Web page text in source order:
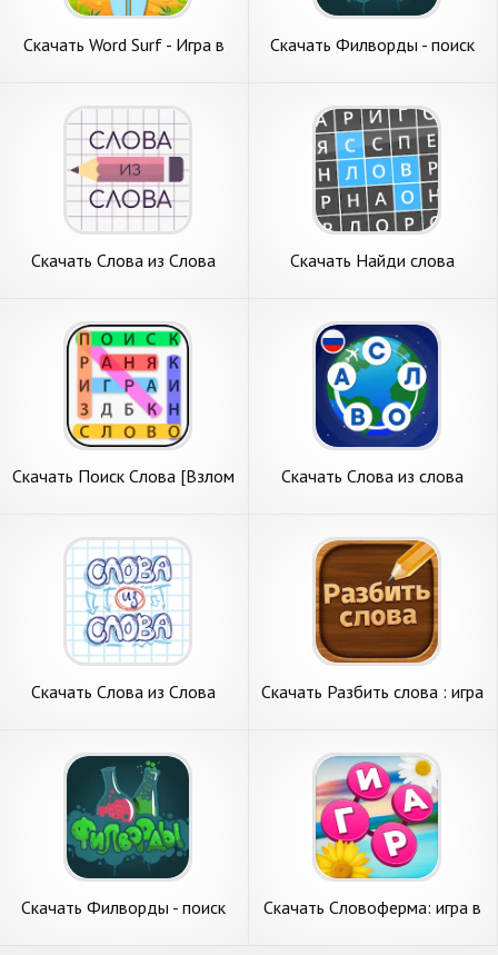
Скачать Word Surf - Игра в
Скачать Филворды - поиск
Скачать Слова из Слова
Скачать Найди слова
Скачать Поиск Слова [Взлом
Скачать Слова из слова
Скачать Слова из Слова
Скачать Разбить слова : игра
Скачать Филворды - поиск
Скачать Словоферма: игра в